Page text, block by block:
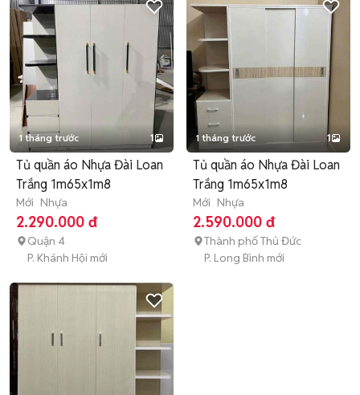
1 tháng trước 1
Tủ quần áo Nhựa Đài Loan
Trắng 1m65x1m8
Mới Nhựa
2.290.000 đ
Quận 4
P. Khánh Hội mới
1 tháng trước 1
Tủ quần áo Nhựa Đài Loan
Trắng 1m65x1m8
Mới Nhựa
2.590.000 đ
Thành phố Thủ Đức
P. Long Bình mới